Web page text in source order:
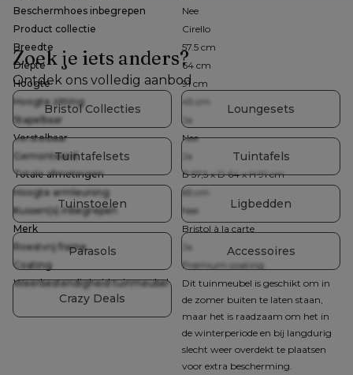
Beschermhoes inbegrepen
Nee
Product collectie
Cirello
Breedte
57.5 cm
Diepte
64 cm
Hoogte
91 cm
Hoogte zitting
45 cm
Stapelbaar
Ja
Verstelbaar
Nee
Gemonteerd
Ja
Totale afmetingen
B 57,5 x D 64 x H 91 cm
Hoogte armleuning
65 cm
Kussen(s) inbegrepen
Nee
Merk
Bristol à la carte
Roestvrij frame
Ja
Coating
Premium coating
Weerbestendigheid tuinmeubel
Dit tuinmeubel is geschikt om in
de zomer buiten te laten staan,
maar het is raadzaam om het in
de winterperiode en bij langdurig
slecht weer overdekt te plaatsen
voor extra bescherming.
Zoek je iets anders?
Ontdek ons volledig aanbod
Bristol Collecties Loungesets
Tuintafelsets Tuintafels
Tuinstoelen Ligbedden
Parasols Accessoires
Crazy Deals